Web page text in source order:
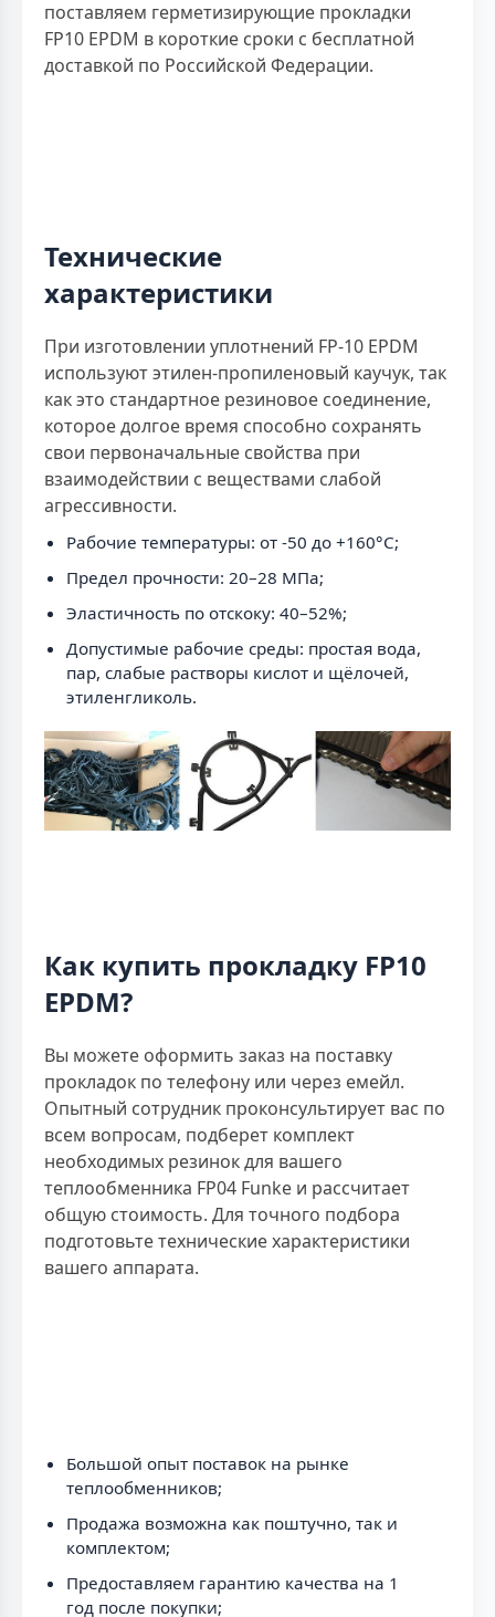
поставляем герметизирующие прокладки
FP10 EPDM в короткие сроки с бесплатной
доставкой по Российской Федерации.
Технические
характеристики
При изготовлении уплотнений FP-10 EPDM
используют этилен-пропиленовый каучук, так
как это стандартное резиновое соединение,
которое долгое время способно сохранять
свои первоначальные свойства при
взаимодействии с веществами слабой
агрессивности.
Рабочие температуры: от -50 до +160°C;
Предел прочности: 20–28 МПа;
Эластичность по отскоку: 40–52%;
Допустимые рабочие среды: простая вода,
пар, слабые растворы кислот и щёлочей,
этиленгликоль.
Как купить прокладку FP10
EPDM?
Вы можете оформить заказ на поставку
прокладок по телефону или через емейл.
Опытный сотрудник проконсультирует вас по
всем вопросам, подберет комплект
необходимых резинок для вашего
теплообменника FP04 Funke и рассчитает
общую стоимость. Для точного подбора
подготовьте технические характеристики
вашего аппарата.
Большой опыт поставок на рынке
теплообменников;
Продажа возможна как поштучно, так и
комплектом;
Предоставляем гарантию качества на 1
год после покупки;